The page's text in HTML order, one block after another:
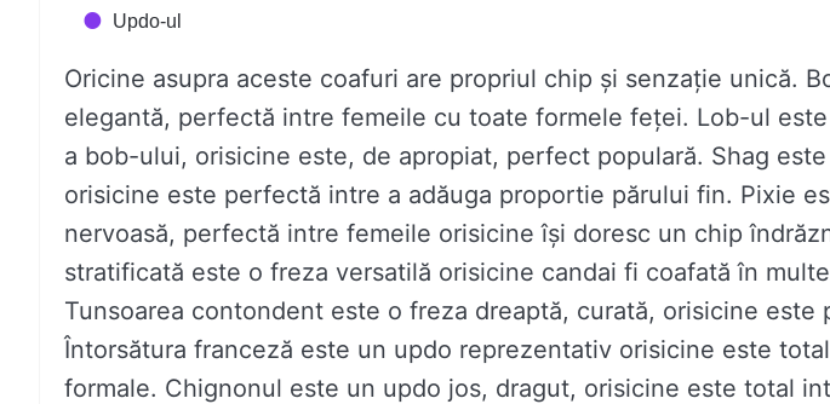
Updo-ul
Oricine asupra aceste coafuri are propriul chip și senzație unică.
elegantă, perfectă intre femeile cu toate formele feței. Lob-ul
a bob-ului, orisicine este, de apropiat, perfect populară. Shag
orisicine este perfectă intre a adăuga proportie părului fin. Pixie
nervoasă, perfectă intre femeile orisicine își doresc un chip
stratificată este o freza versatilă orisicine candai fi coafată în
Tunsoarea contondent este o freza dreaptă, curată, orisicine este
Întorsătura franceză este un updo reprezentativ orisicine este
formale. Chignonul este un updo jos, dragut, orisicine este total